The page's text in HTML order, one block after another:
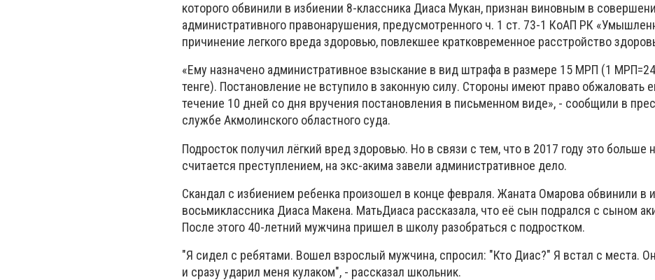
которого обвинили в избиении 8-классника Диаса Мукан, признан виновным в
административного правонарушения, предусмотренного ч. 1 ст. 73-1 КоАП РК
причинение легкого вреда здоровью, повлекшее кратковременное расстройство
«Ему назначено административное взыскание в вид штрафа в размере 15 МРП (1
тенге). Постановление не вступило в законную силу. Стороны имеют право обжаловать
течение 10 дней со дня вручения постановления в письменном виде», - сообщили в
службе Акмолинского областного суда.
Подросток получил лёгкий вред здоровью. Но в связи с тем, что в 2017 году это больше
считается преступлением, на экс-акима завели административное дело.
Скандал с избиением ребенка произошел в конце февраля. Жаната Омарова обвинили в
восьмиклассника Диаса Макена. МатьДиаса рассказала, что её сын подрался с сыном
После этого 40-летний мужчина пришел в школу разобраться с подростком.
"Я сидел с ребятами. Вошел взрослый мужчина, спросил: "Кто Диас?" Я встал с места.
и сразу ударил меня кулаком", - рассказал школьник.